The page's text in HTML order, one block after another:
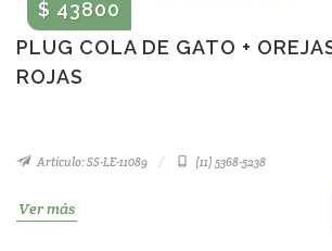
PLUG COLA DE GATO +
ROJAS
$ 43800
Artículo: SS-LE-11089 (11) 5368-5238
Ver más